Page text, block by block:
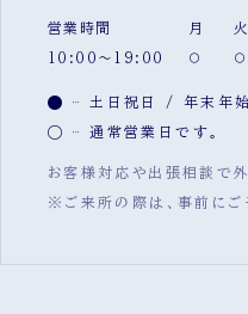
営業時間 月 火
10:00～19:00
土日祝日 / 年末年始
通常営業日です。
お客様対応や出張相談で
※ご来所の際は、事前にご